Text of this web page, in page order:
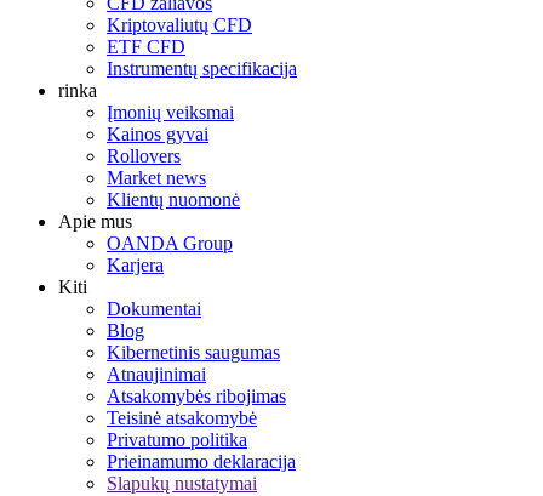
Kriptovaliutų CFD
ETF CFD
Instrumentų specifikacija
rinka
Įmonių veiksmai
Kainos gyvai
Rollovers
Market news
Klientų nuomonė
Apie mus
OANDA Group
Karjera
Kiti
Dokumentai
Blog
Kibernetinis saugumas
Atnaujinimai
Atsakomybės ribojimas
Teisinė atsakomybė
Privatumo politika
Prieinamumo deklaracija
Slapukų nustatymai